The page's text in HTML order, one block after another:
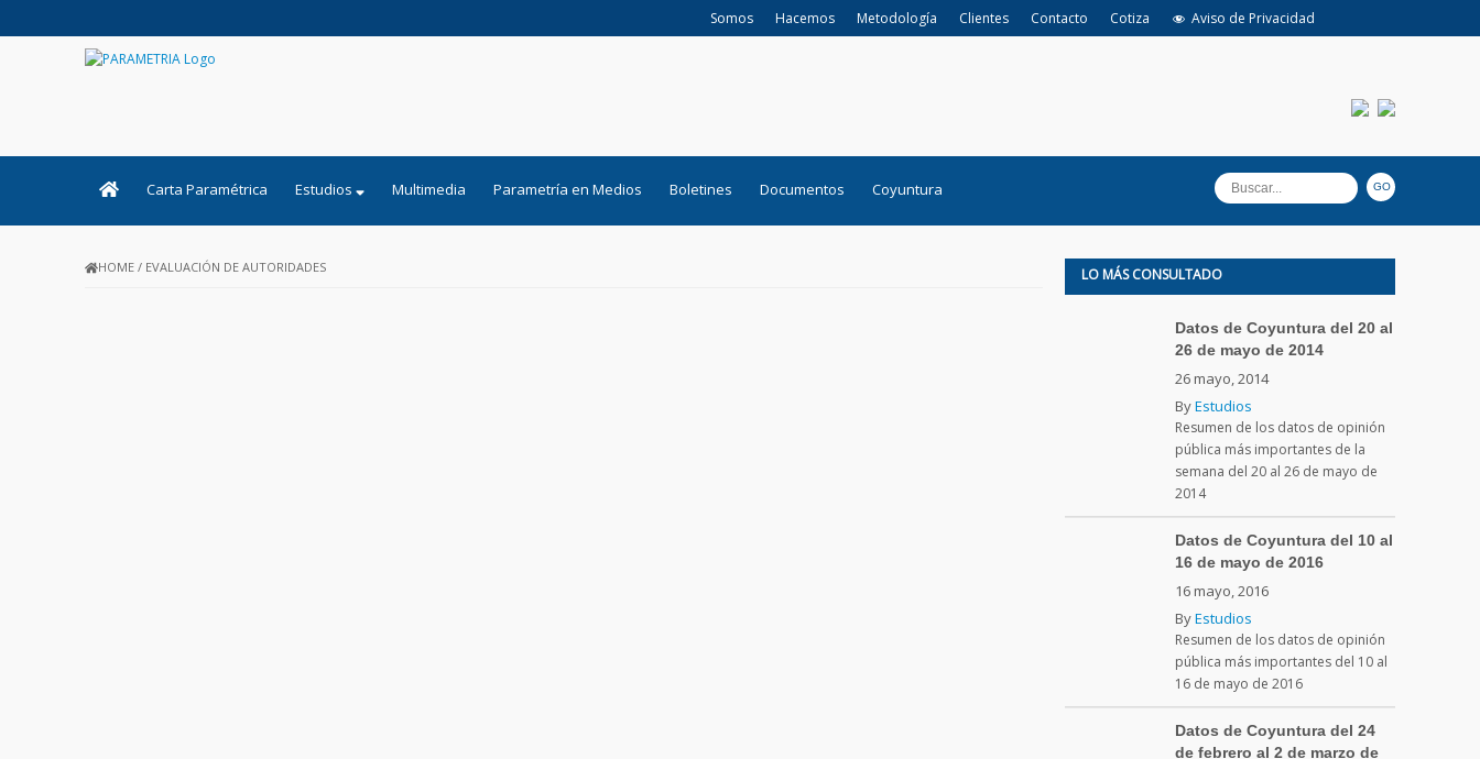
Somos Hacemos Metodología Clientes Contacto Cotiza Aviso de Privacidad
Carta Paramétrica Estudios Multimedia Parametría en Medios Boletines Documentos Coyuntura
HOME / EVALUACIÓN DE AUTORIDADES LO MÁS CONSULTADO
Datos de Coyuntura del 20 al
26 de mayo de 2014
26 mayo, 2014
ByEstudios
Resumen de los datos de opinión
pública más importantes de la
semana del 20 al 26 de mayo de
2014
Datos de Coyuntura del 10 al
16 de mayo de 2016
16 mayo, 2016
ByEstudios
Resumen de los datos de opinión
pública más importantes del 10 al
16 de mayo de 2016
Datos de Coyuntura del 24
de febrero al 2 de marzo de